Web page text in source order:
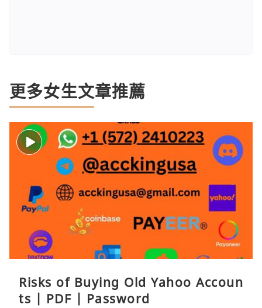
更多女生文章推薦
Risks of Buying Old Yahoo Accoun
ts | PDF | Password